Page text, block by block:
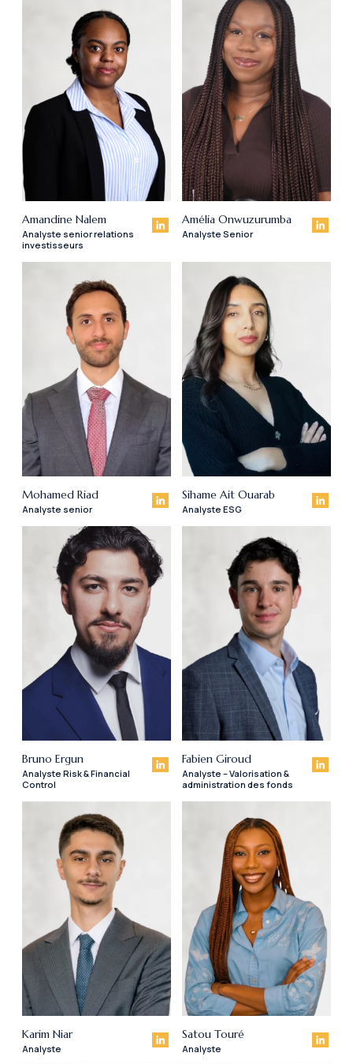
Amandine Nalem
Analyste senior relations
investisseurs
Amélia Onwuzurumba
Analyste Senior
Mohamed Riad
Analyste senior
Sihame Ait Ouarab
Analyste ESG
Bruno Ergun
Analyste Risk & Financial
Control
Fabien Giroud
Analyste – Valorisation &
administration des fonds
Karim Niar
Analyste
Satou Touré
Analyste